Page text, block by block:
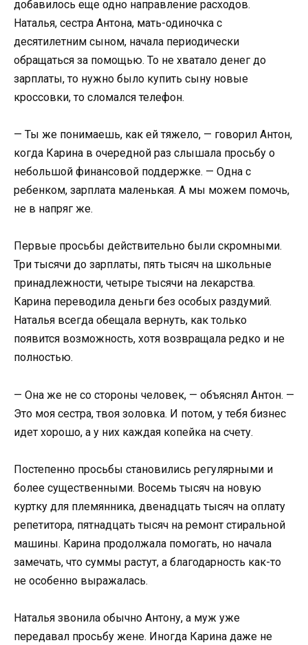
добавилось еще одно направление расходов.
Наталья, сестра Антона, мать-одиночка с
десятилетним сыном, начала периодически
обращаться за помощью. То не хватало денег до
зарплаты, то нужно было купить сыну новые
кроссовки, то сломался телефон.
— Ты же понимаешь, как ей тяжело, — говорил Антон,
когда Карина в очередной раз слышала просьбу о
небольшой финансовой поддержке. — Одна с
ребенком, зарплата маленькая. А мы можем помочь,
не в напряг же.
Первые просьбы действительно были скромными.
Три тысячи до зарплаты, пять тысяч на школьные
принадлежности, четыре тысячи на лекарства.
Карина переводила деньги без особых раздумий.
Наталья всегда обещала вернуть, как только
появится возможность, хотя возвращала редко и не
полностью.
— Она же не со стороны человек, — объяснял Антон. —
Это моя сестра, твоя золовка. И потом, у тебя бизнес
идет хорошо, а у них каждая копейка на счету.
Постепенно просьбы становились регулярными и
более существенными. Восемь тысяч на новую
куртку для племянника, двенадцать тысяч на оплату
репетитора, пятнадцать тысяч на ремонт стиральной
машины. Карина продолжала помогать, но начала
замечать, что суммы растут, а благодарность как-то
не особенно выражалась.
Наталья звонила обычно Антону, а муж уже
передавал просьбу жене. Иногда Карина даже не